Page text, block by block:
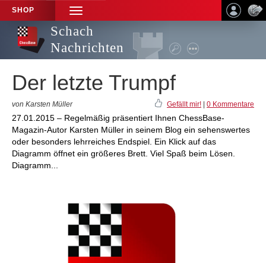
SHOP
TOGGLE
NAVIGATION
Schach
Nachrichten
Der letzte Trumpf
von Karsten Müller Gefällt mir! 0 Kommentare
27.01.2015 – Regelmäßig präsentiert Ihnen ChessBase-
Magazin-Autor Karsten Müller in seinem Blog ein sehenswertes
oder besonders lehrreiches Endspiel. Ein Klick auf das
Diagramm öffnet ein größeres Brett. Viel Spaß beim Lösen.
Diagramm...